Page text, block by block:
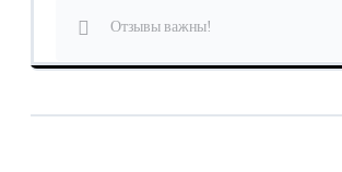
Отзывы важны!